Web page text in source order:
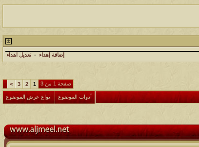
إضافة إهداء - تعديل اهداء
صفحة 1 من 3 1
2
3
>
أدوات الموضوع انواع عرض الموضوع